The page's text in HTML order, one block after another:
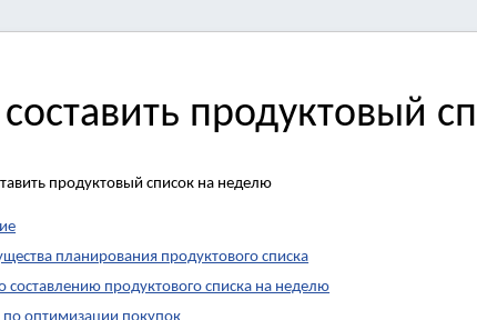
продуктовый
планирования продуктового списка
составлению продуктового списка на неделю